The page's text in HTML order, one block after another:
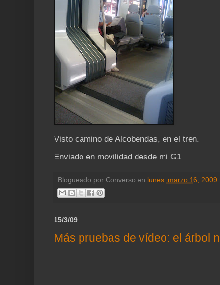
Visto camino de Alcobendas, en el tren.
Enviado en movilidad desde mi G1
Blogueado por Converso en lunes, marzo 16, 2009
15/3/09
Más pruebas de vídeo: el árbol